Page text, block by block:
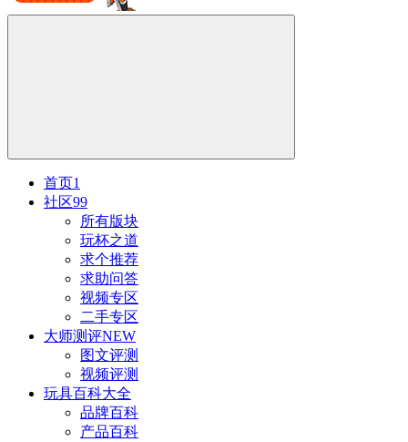
首页1
社区99
所有版块
玩杯之道
求个推荐
求助问答
视频专区
二手专区
大师测评NEW
图文评测
视频评测
玩具百科大全
品牌百科
产品百科